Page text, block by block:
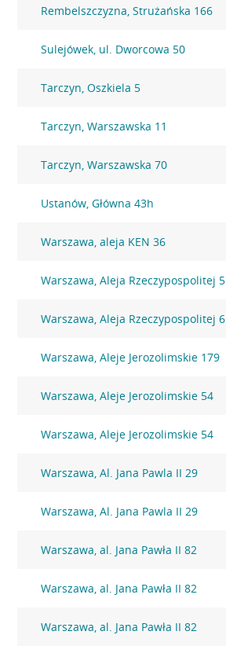
Rembelszczyzna, Strużańska 166
Sulejówek, ul. Dworcowa 50
Tarczyn, Oszkiela 5
Tarczyn, Warszawska 11
Tarczyn, Warszawska 70
Ustanów, Główna 43h
Warszawa, aleja KEN 36
Warszawa, Aleja Rzeczypospolitej 5
Warszawa, Aleja Rzeczypospolitej 6
Warszawa, Aleje Jerozolimskie 179
Warszawa, Aleje Jerozolimskie 54
Warszawa, Aleje Jerozolimskie 54
Warszawa, Al. Jana Pawla II 29
Warszawa, Al. Jana Pawla II 29
Warszawa, al. Jana Pawła II 82
Warszawa, al. Jana Pawła II 82
Warszawa, al. Jana Pawła II 82